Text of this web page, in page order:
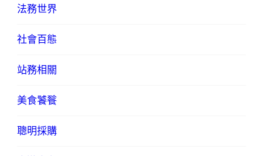
法務世界
社會百態
站務相關
美食饕餮
聰明採購